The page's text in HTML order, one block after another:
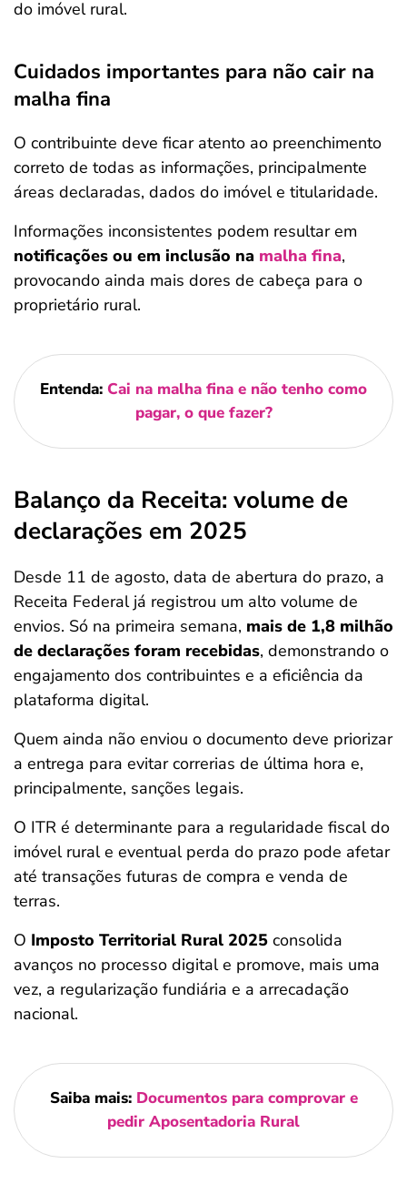
do imóvel rural.
Cuidados importantes para não cair na
malha fina
O contribuinte deve ficar atento ao preenchimento
correto de todas as informações, principalmente
áreas declaradas, dados do imóvel e titularidade.
Informações inconsistentes podem resultar em
notificações ou em inclusão na malha fina,
provocando ainda mais dores de cabeça para o
proprietário rural.
Entenda: Cai na malha fina e não tenho como
pagar, o que fazer?
Balanço da Receita: volume de
declarações em 2025
Desde 11 de agosto, data de abertura do prazo, a
Receita Federal já registrou um alto volume de
envios. Só na primeira semana, mais de 1,8 milhão
de declarações foram recebidas, demonstrando o
engajamento dos contribuintes e a eficiência da
plataforma digital.
Quem ainda não enviou o documento deve priorizar
a entrega para evitar correrias de última hora e,
principalmente, sanções legais.
O ITR é determinante para a regularidade fiscal do
imóvel rural e eventual perda do prazo pode afetar
até transações futuras de compra e venda de
terras.
O Imposto Territorial Rural 2025 consolida
avanços no processo digital e promove, mais uma
vez, a regularização fundiária e a arrecadação
nacional.
Saiba mais: Documentos para comprovar e
pedir Aposentadoria Rural